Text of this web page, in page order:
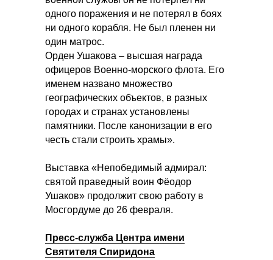
одного поражения и не потерял в боях
ни одного корабля. Не был пленен ни
один матрос.
Орден Ушакова – высшая награда
офицеров Военно-морского флота. Его
именем названо множество
географических объектов, в разных
городах и странах установлены
памятники. После канонизации в его
честь стали строить храмы».
Выставка «Непобедимый адмирал:
святой праведный воин Фёодор
Ушаков» продолжит свою работу в
Мосгордуме до 26 февраля.
Пресс-служба Центра имени
Святителя Спиридона